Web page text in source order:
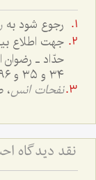
رجوع شود به
جهت اطلاع
حدّاد ـ رضوان
٣٤ و ٣٥ و ١٩٦.
نفحات انس،
نقد دیدگاه